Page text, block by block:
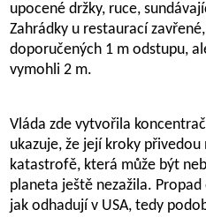
upocené držky, ruce,
Zahrádky u restaurací
doporučených 1 m odstupu,
vymohli 2 m.
Vláda zde vytvořila
ukazuje, že její kroky
katastrofě, která může být
planeta ještě nezažila.
jak odhadují v USA, tedy